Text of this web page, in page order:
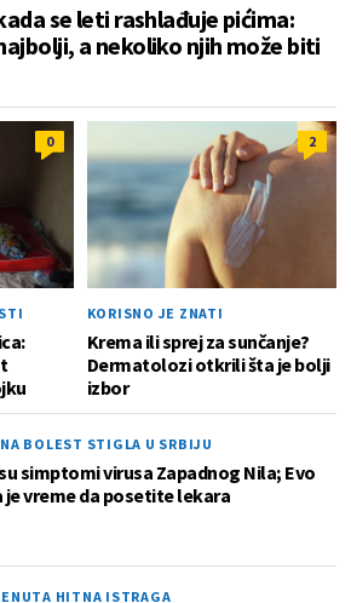
se leti rashlađuje pićima:
a nekoliko njih može biti
0 2
KORISNO JE ZNATI
Krema ili sprej za sunčanje?
Dermatolozi otkrili šta je bolji
izbor
BOLEST STIGLA U SRBIJU
simptomi virusa Zapadnog Nila; Evo
je vreme da posetite lekara
HITNA ISTRAGA